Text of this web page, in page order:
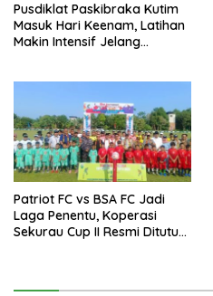
Pusdiklat Paskibraka Kutim
Masuk Hari Keenam, Latihan
Makin Intensif Jelang
Patriot FC vs BSA FC Jadi
Laga Penentu, Koperasi
Sekurau Cup II Resmi Ditutup